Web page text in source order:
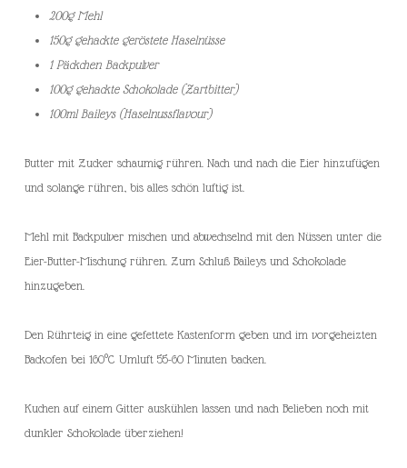
200g Mehl
150g gehackte geröstete Haselnüsse
1 Päckchen Backpulver
100g gehackte Schokolade (Zartbitter)
100ml Baileys (Haselnussflavour)
Butter mit Zucker schaumig rühren. Nach und nach die Eier hinzufügen
und solange rühren, bis alles schön luftig ist.
Mehl mit Backpulver mischen und abwechselnd mit den Nüssen unter die
Eier-Butter-Mischung rühren. Zum Schluß Baileys und Schokolade
hinzugeben.
Den Rührteig in eine gefettete Kastenform geben und im vorgeheizten
Backofen bei 160°C Umluft 55-60 Minuten backen.
Kuchen auf einem Gitter auskühlen lassen und nach Belieben noch mit
dunkler Schokolade überziehen!